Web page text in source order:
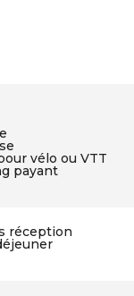
vélo ou VTT
payant
réception